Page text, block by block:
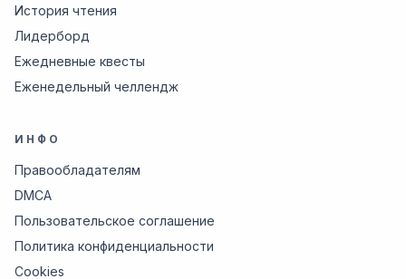
История чтения
Лидерборд
Ежедневные квесты
Еженедельный челлендж
ИНФО
Правообладателям
DMCA
Пользовательское соглашение
Политика конфиденциальности
Cookies